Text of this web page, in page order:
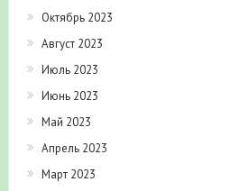
Октябрь 2023
Август 2023
Июль 2023
Июнь 2023
Май 2023
Апрель 2023
Март 2023